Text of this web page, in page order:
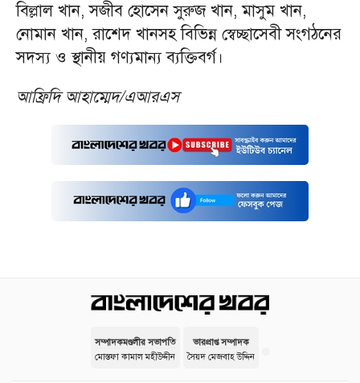
বিল্লাল খান, সজীব হোসেন সুরুজ খান, মাসুম খান,
নোমান খান, রাশেদ খানসহ বিভিন্ন স্বেচ্ছাসেবী সংগঠনের
সদস্য ও স্থানীয় গণ্যমান্য ব্যক্তিবর্গ।
আফ্রিদি আহাম্মেদ/এআরএস
সম্পাদকমণ্ডলীর সভাপতি
মোস্তফা কামাল মহীউদ্দীন
ভারপ্রাপ্ত সম্পাদক
সৈয়দ মেজবাহ উদ্দিন